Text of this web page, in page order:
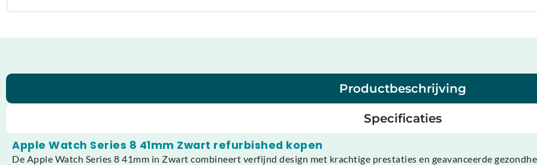
Productbeschrijving
Specificaties
Apple Watch Series 8 41mm Zwart refurbished kopen
De Apple Watch Series 8 41mm in Zwart combineert verfijnd design met krachtige prestaties en geavanceerde